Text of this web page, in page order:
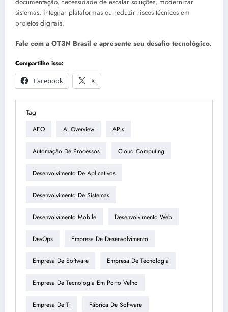
sistemas, integrar plataformas ou reduzir riscos técnicos em
projetos digitais.
Fale com a OT3N Brasil e apresente seu desafio tecnológico.
Compartilhe isso:
Facebook
X
Tag
AEO AI Overview APIs
Automação De Processos Cloud Computing
Desenvolvimento De Aplicativos
Desenvolvimento De Sistemas
Desenvolvimento Mobile Desenvolvimento Web
DevOps Empresa De Desenvolvimento
Empresa De Software Empresa De Tecnologia
Empresa De Tecnologia Em Porto Velho
Empresa De TI Fábrica De Software